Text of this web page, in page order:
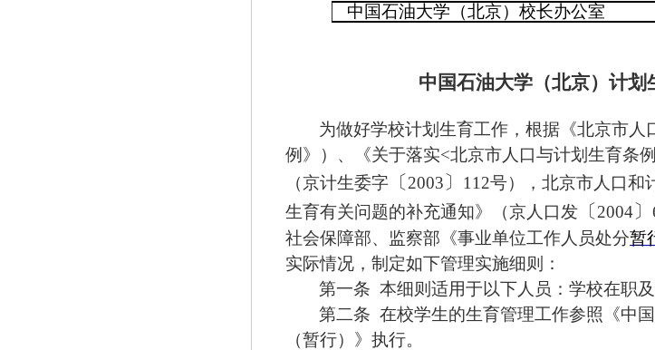
中国石油大学（北京）校长办公室
中国石油大学（北京）计划
为做好学校计划生育工作，根据《北京市
例》）、《关于落实<北京市人口与计划生育条例
（京计生委字 〔2003〕 112号），北京市人口和
生育有关问题的补充通知》（京人口发 〔2004〕
社会保障部、监察部《事业单位工作人员处分暂
实际情况，制定如下管理实施细则：
第一条 本细则适用于以下人员：学校在职
第二条 在校学生的生育管理工作参照《中
（暂行）》执行。